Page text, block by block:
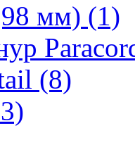
мм) (1)
(8)